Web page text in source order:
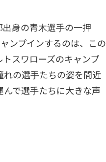
身の青木選手の一押
ンプインするのは、この
スワローズのキャンプ
の選手たちの姿を間近
で選手たちに大きな声